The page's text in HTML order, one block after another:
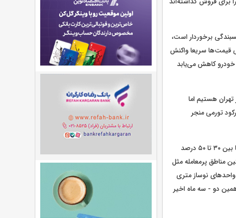
برخوردار است،
قیمت‌ها سریعا واکنش
خودرو کاهش می‌یابد
هستیم اما
تورمی منجر
وی درباره میزان افزایش قیمت مسکن در ماه‌های اخیر گفت: به جرأت می‌توان گفت نرخ‌ها بین ۳۰ تا ۵۰ درصد
بیشتر و برخی کمتر. رشد قیمت در مناطق ۱ تا ۶ و هم‌چنین مناطق پرمعامله مثل
واحدهای نوساز متری
موارد ظرف همین دو - سه ماه اخیر